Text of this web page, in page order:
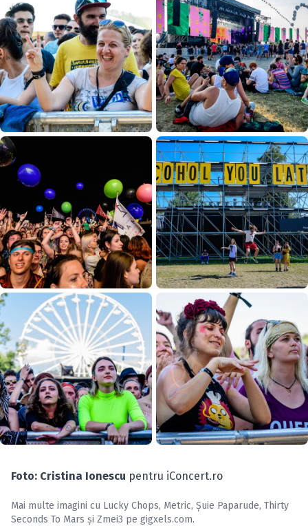
Foto: Cristina Ionescu pentru iConcert.ro
Mai multe imagini cu Lucky Chops, Metric, Şuie Paparude, Thirty
Seconds To Mars și Zmei3 pe gigxels.com.